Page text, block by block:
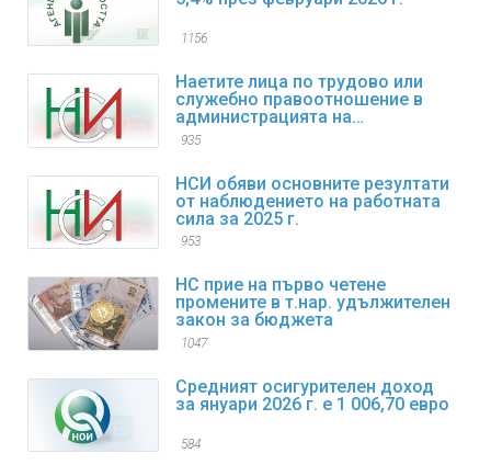
1156
Наетите лица по трудово или
служебно правоотношение в
администрацията на
изпълнителната власт към края
935
НСИ обяви основните резултати
от наблюдението на работната
сила за 2025 г.
953
НС прие на първо четене
промените в т.нар. удължителен
закон за бюджета
1047
Средният осигурителен доход
за януари 2026 г. е 1 006,70 евро
584